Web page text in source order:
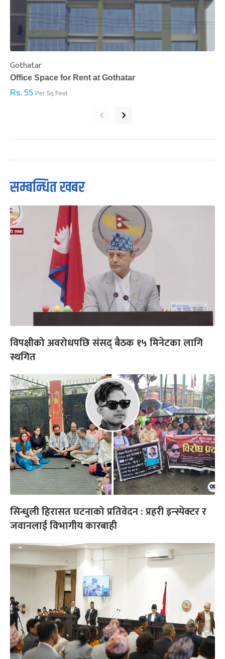
Gothatar
Office Space for Rent at Gothatar
Rs. 55 Per Sq.Feet
‹ ›
सम्बन्धित खबर
विपक्षीको अवरोधपछि संसद् बैठक १५ मिनेटका लागि
स्थगित
सिन्धुली हिरासत घटनाको प्रतिवेदन : प्रहरी इन्स्पेक्टर र
जवानलाई विभागीय कारबाही